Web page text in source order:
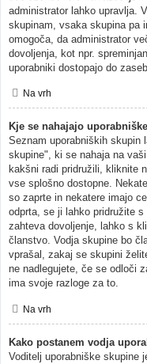
administrator lahko upravlja.
skupinam, vsaka skupina pa
omogoča, da administrator
dovoljenja, kot npr.
uporabniki dostopajo do
Na vrh
Kje se nahajajo
Seznam uporabniških skupin
skupine", ki se nahaja na
kakšni radi pridružili, kliknite
vse splošno dostopne.
so zaprte in nekatere imajo
odprta, se ji lahko pridružite
zahteva dovoljenje, lahko s
članstvo. Vodja skupine bo
vprašal, zakaj se skupini
ne nadlegujete, če se odloči
ima svoje razloge za to.
Na vrh
Kako postanem vodja
Voditelj uporabniške skupine